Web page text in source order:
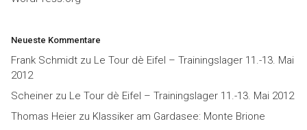
Neueste Kommentare
Frank Schmidt zu Le Tour dè Eifel – Trainingslager 11.-13. Mai
2012
Scheiner zu Le Tour dè Eifel – Trainingslager 11.-13. Mai 2012
Thomas Heier zu Klassiker am Gardasee: Monte Brione